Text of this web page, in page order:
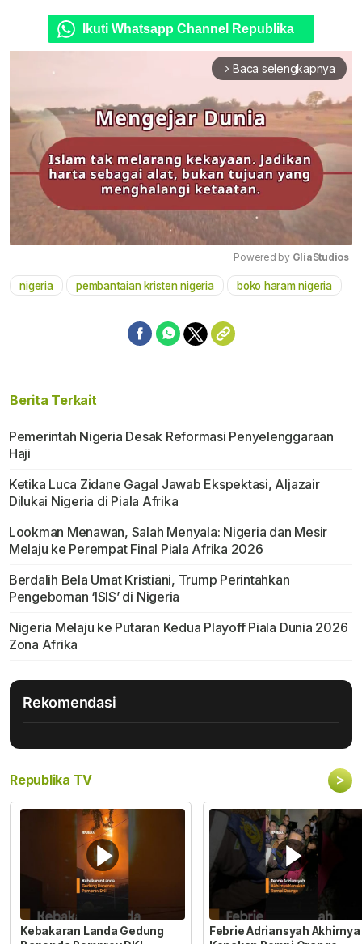
Ikuti Whatsapp Channel Republika
arrow_forward_ios Baca selengkapnya
Mute
Powered by GliaStudios
nigeria pembantaian kristen nigeria boko haram nigeria
Berita Terkait
Pemerintah Nigeria Desak Reformasi Penyelenggaraan
Haji
Ketika Luca Zidane Gagal Jawab Ekspektasi, Aljazair
Dilukai Nigeria di Piala Afrika
Lookman Menawan, Salah Menyala: Nigeria dan Mesir
Melaju ke Perempat Final Piala Afrika 2026
Berdalih Bela Umat Kristiani, Trump Perintahkan
Pengeboman ‘ISIS’ di Nigeria
Nigeria Melaju ke Putaran Kedua Playoff Piala Dunia 2026
Zona Afrika
Rekomendasi
Republika TV >
Kebakaran Landa Gedung
Febrie Adriansyah Akhirnya